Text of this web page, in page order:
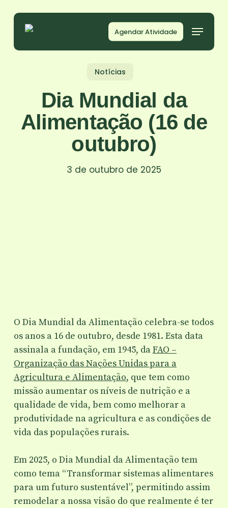
content
Agendar Atividade
Notícias
Dia Mundial da
Alimentação (16 de
outubro)
3 de outubro de 2025
O Dia Mundial da Alimentação celebra-se todos
os anos a 16 de outubro, desde 1981. Esta data
assinala a fundação, em 1945, daFAO –
Organização das Nações Unidas para a
Agricultura e Alimentação, que tem como
missão aumentar os níveis de nutrição e a
qualidade de vida, bem como melhorar a
produtividade na agricultura e as condições de
vida das populações rurais.
Em 2025, o Dia Mundial da Alimentação tem
como tema “Transformar sistemas alimentares
para um futuro sustentável”, permitindo assim
remodelar a nossa visão do que realmente é ter